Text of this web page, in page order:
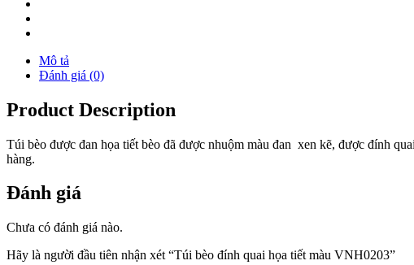
Mô tả
Đánh giá (0)
Product Description
Túi bèo được đan họa tiết bèo đã được nhuộm màu đan xen kẽ, được đính
hàng.
Đánh giá
Chưa có đánh giá nào.
Hãy là người đầu tiên nhận xét “Túi bèo đính quai họa tiết màu VNH0203”